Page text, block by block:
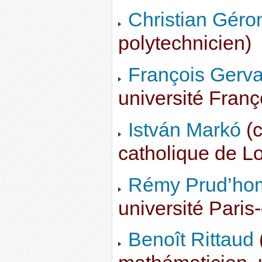
Christian
polytechnicien)
François
université
István Markó
catholique de
Rémy
université
Benoît Rittaud